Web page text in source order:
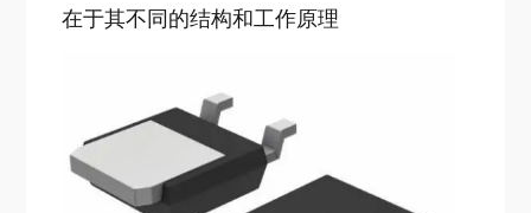
在于其不同的结构和工作原理